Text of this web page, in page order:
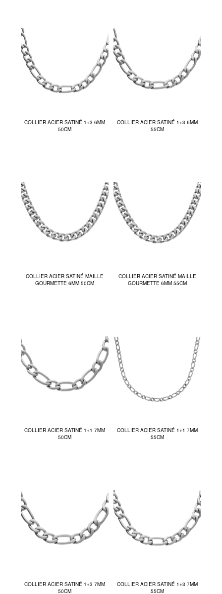
COLLIER ACIER SATINÉ 1+3 6MM
50CM
COLLIER ACIER SATINÉ 1+3 6MM
55CM
COLLIER ACIER SATINÉ MAILLE
GOURMETTE 6MM 50CM
COLLIER ACIER SATINÉ MAILLE
GOURMETTE 6MM 55CM
COLLIER ACIER SATINÉ 1+1 7MM
50CM
COLLIER ACIER SATINÉ 1+1 7MM
55CM
COLLIER ACIER SATINÉ 1+3 7MM
50CM
COLLIER ACIER SATINÉ 1+3 7MM
55CM